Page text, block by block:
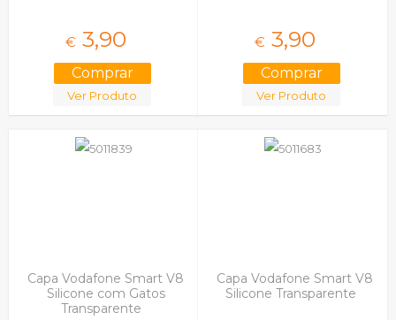
€ 3,90
Ver Produto
€ 3,90
Ver Produto
Capa Vodafone Smart V8
Silicone com Gatos
Transparente
Capa Vodafone Smart V8
Silicone Transparente